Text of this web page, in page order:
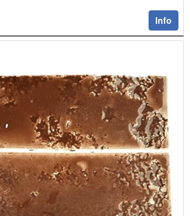
Info